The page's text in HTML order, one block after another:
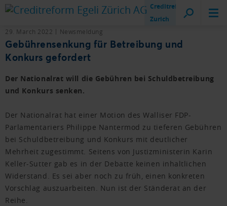
Creditreform
Zurich
29. March 2022 Newsmeldung
Gebührensenkung für Betreibung und
Konkurs gefordert
Der Nationalrat will die Gebühren bei Schuldbetreibung
und Konkurs senken.
Der Nationalrat hat einer Motion des Walliser FDP-
Parlamentariers Philippe Nantermod zu tieferen Gebühren
bei Schuldbetreibung und Konkurs mit deutlicher
Mehrheit zugestimmt. Seitens von Justizministerin Karin
Keller-Sutter gab es in der Debatte keinen inhaltlichen
Widerstand. Es sei aber noch zu früh, einen konkreten
Vorschlag auszuarbeiten. Nun ist der Ständerat an der
Reihe.